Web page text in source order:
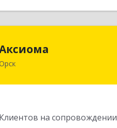
Клиентов на сопровождении